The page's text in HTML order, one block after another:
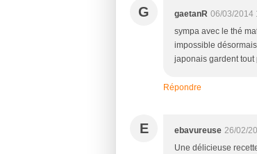
G gaetanR 06/03/2014
sympa avec le thé
impossible
japonais gardent tout
Répondre
E ebavureuse 26/02/
Une délicieuse